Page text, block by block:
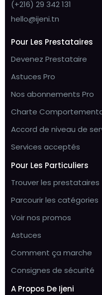
(+216) 29 342 131
hello@ijeni.tn
Pour Les Prestataires
Devenez Prestataire
Astuces Pro
Nos abonnements Pro
Charte
Accord de niveau de
Services acceptés
Pour Les Particuliers
Trouver les prestataires
Parcourir les catégories
Voir nos promos
Astuces
Comment ça marche
Consignes de sécurité
A Propos De Ijeni